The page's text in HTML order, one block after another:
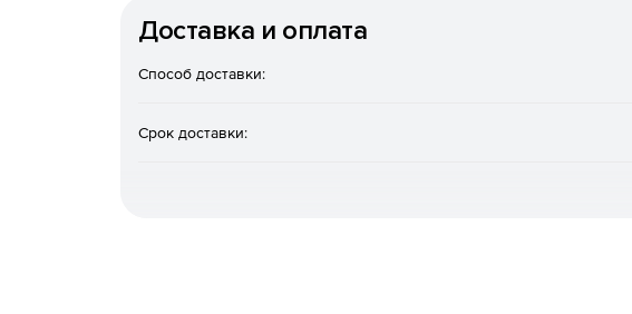
Доставка и оплата
Способ доставки:
Срок доставки: